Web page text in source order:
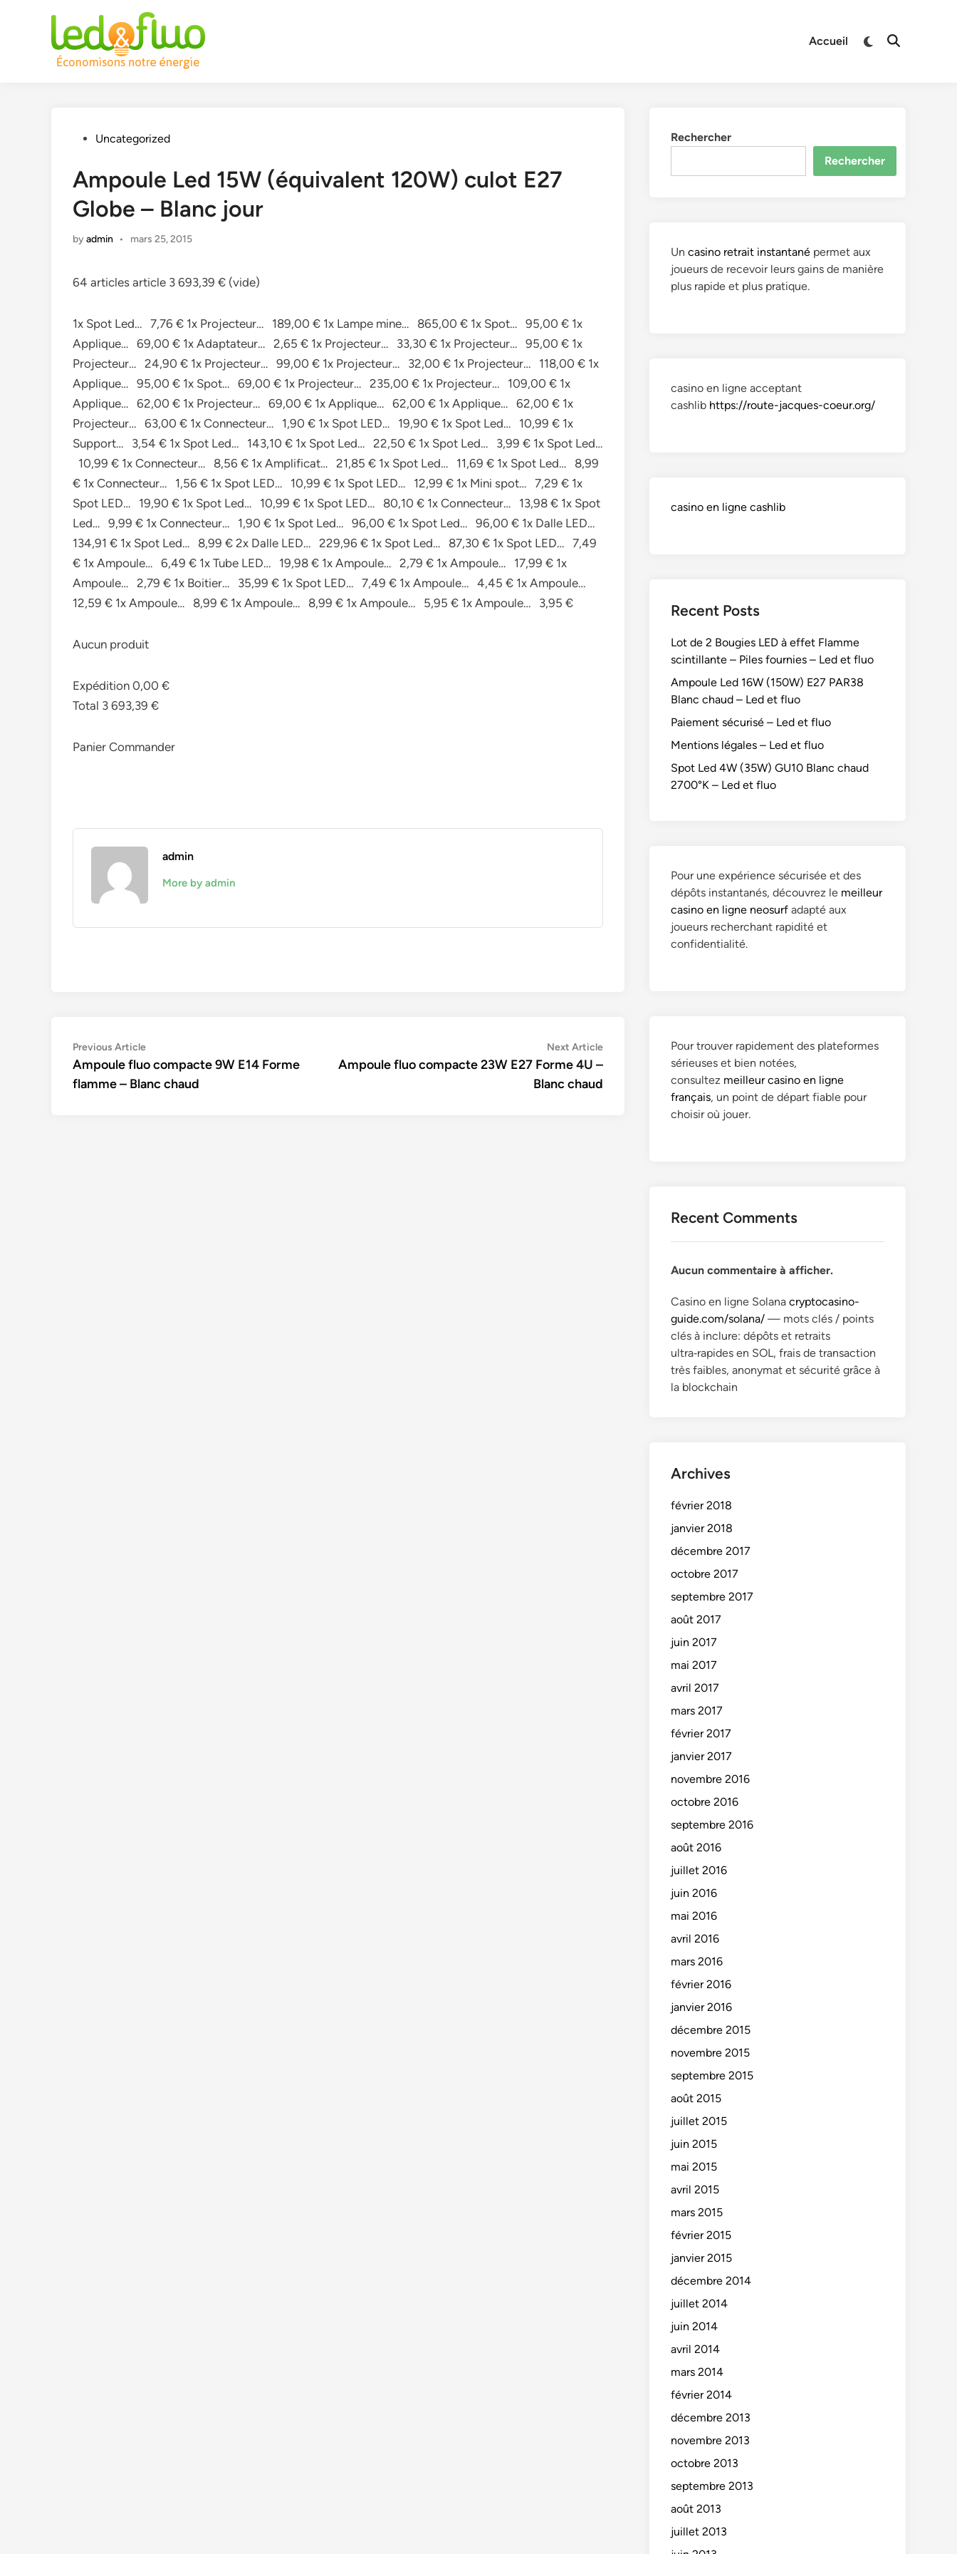
Accueil
Switch
Open
PostedUncategorized
Ampoule Led 15W (équivalent 120W) culot E27
Globe – Blanc jour
byadmin • mars 25, 2015
64 articles article 3 693,39 € (vide)
1x Spot Led… 7,76 € 1x Projecteur… 189,00 € 1x Lampe mine… 865,00 € 1x Spot… 95,00 € 1x
Applique… 69,00 € 1x Adaptateur… 2,65 € 1x Projecteur… 33,30 € 1x Projecteur… 95,00 € 1x
Projecteur… 24,90 € 1x Projecteur… 99,00 € 1x Projecteur… 32,00 € 1x Projecteur… 118,00 € 1x
Applique… 95,00 € 1x Spot… 69,00 € 1x Projecteur… 235,00 € 1x Projecteur… 109,00 € 1x
Applique… 62,00 € 1x Projecteur… 69,00 € 1x Applique… 62,00 € 1x Applique… 62,00 € 1x
Projecteur… 63,00 € 1x Connecteur… 1,90 € 1x Spot LED… 19,90 € 1x Spot Led… 10,99 € 1x
Support… 3,54 € 1x Spot Led… 143,10 € 1x Spot Led… 22,50 € 1x Spot Led… 3,99 € 1x Spot Led…
10,99 € 1x Connecteur… 8,56 € 1x Amplificat… 21,85 € 1x Spot Led… 11,69 € 1x Spot Led… 8,99
€ 1x Connecteur… 1,56 € 1x Spot LED… 10,99 € 1x Spot LED… 12,99 € 1x Mini spot… 7,29 € 1x
Spot LED… 19,90 € 1x Spot Led… 10,99 € 1x Spot LED… 80,10 € 1x Connecteur… 13,98 € 1x Spot
Led… 9,99 € 1x Connecteur… 1,90 € 1x Spot Led… 96,00 € 1x Spot Led… 96,00 € 1x Dalle LED…
134,91 € 1x Spot Led… 8,99 € 2x Dalle LED… 229,96 € 1x Spot Led… 87,30 € 1x Spot LED… 7,49
€ 1x Ampoule… 6,49 € 1x Tube LED… 19,98 € 1x Ampoule… 2,79 € 1x Ampoule… 17,99 € 1x
Ampoule… 2,79 € 1x Boitier… 35,99 € 1x Spot LED… 7,49 € 1x Ampoule… 4,45 € 1x Ampoule…
12,59 € 1x Ampoule… 8,99 € 1x Ampoule… 8,99 € 1x Ampoule… 5,95 € 1x Ampoule… 3,95 €
Aucun produit
Expédition 0,00 €
Total 3 693,39 €
Panier Commander
admin
More by admin
Navigation
de
l’article
Previous ArticlePrevious
article:
Ampoule fluo compacte 9W E14 Forme
flamme – Blanc chaud
Next ArticleNext
article:
Ampoule fluo compacte 23W E27 Forme 4U –
Blanc chaud
Rechercher
Rechercher
Un casino retrait instantané permet aux
joueurs de recevoir leurs gains de manière
plus rapide et plus pratique.
casino en ligne acceptant
cashlib https://route-jacques-coeur.org/
casino en ligne cashlib
Recent Posts
Lot de 2 Bougies LED à effet Flamme
scintillante – Piles fournies – Led et fluo
Ampoule Led 16W (150W) E27 PAR38
Blanc chaud – Led et fluo
Paiement sécurisé – Led et fluo
Mentions légales – Led et fluo
Spot Led 4W (35W) GU10 Blanc chaud
2700°K – Led et fluo
Pour une expérience sécurisée et des
dépôts instantanés, découvrez le meilleur
casino en ligne neosurf adapté aux
joueurs recherchant rapidité et
confidentialité.
Pour trouver rapidement des plateformes
sérieuses et bien notées,
consultez meilleur casino en ligne
français, un point de départ fiable pour
choisir où jouer.
Recent Comments
Aucun commentaire à afficher.
Casino en ligne Solana cryptocasino-
guide.com/solana/ — mots clés / points
clés à inclure: dépôts et retraits
ultra‑rapides en SOL, frais de transaction
très faibles, anonymat et sécurité grâce à
la blockchain
Archives
février 2018
janvier 2018
décembre 2017
octobre 2017
septembre 2017
août 2017
juin 2017
mai 2017
avril 2017
mars 2017
février 2017
janvier 2017
novembre 2016
octobre 2016
septembre 2016
août 2016
juillet 2016
juin 2016
mai 2016
avril 2016
mars 2016
février 2016
janvier 2016
décembre 2015
novembre 2015
septembre 2015
août 2015
juillet 2015
juin 2015
mai 2015
avril 2015
mars 2015
février 2015
janvier 2015
décembre 2014
juillet 2014
juin 2014
avril 2014
mars 2014
février 2014
décembre 2013
novembre 2013
octobre 2013
septembre 2013
août 2013
juillet 2013